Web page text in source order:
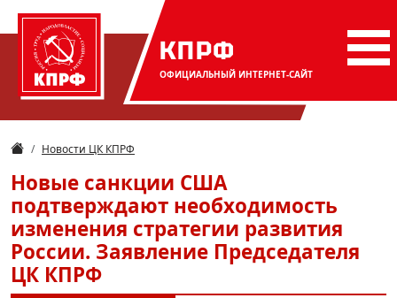
КПРФ
ОФИЦИАЛЬНЫЙ ИНТЕРНЕТ-САЙТ
Новости ЦК КПРФ
Новые санкции США
подтверждают необходимость
изменения стратегии развития
России. Заявление Председателя
ЦК КПРФ